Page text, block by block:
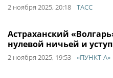
2 ноября 2025, 20:18 ТАСС
Астраханский
нулевой ничьей и
2 ноября 2025, 19:53 «ПУНКТ-А»